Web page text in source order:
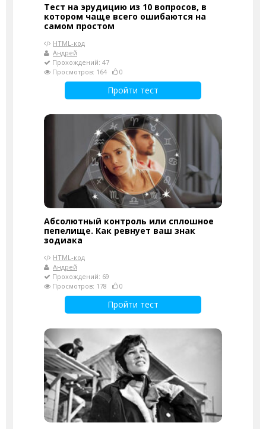
Тест на эрудицию из 10 вопросов, в
котором чаще всего ошибаются на
самом простом
HTML-код
Андрей
Прохождений: 47
Просмотров: 164
0
Пройти тест
Абсолютный контроль или сплошное
пепелище. Как ревнует ваш знак
зодиака
HTML-код
Андрей
Прохождений: 69
Просмотров: 178
0
Пройти тест